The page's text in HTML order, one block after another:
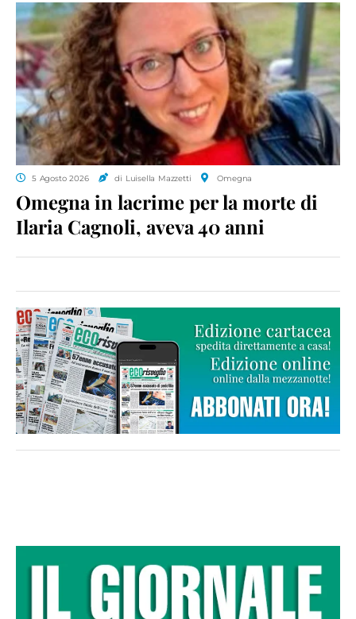
5 Agosto 2026 di Luisella Mazzetti Omegna
Omegna in lacrime per la morte di
Ilaria Cagnoli, aveva 40 anni